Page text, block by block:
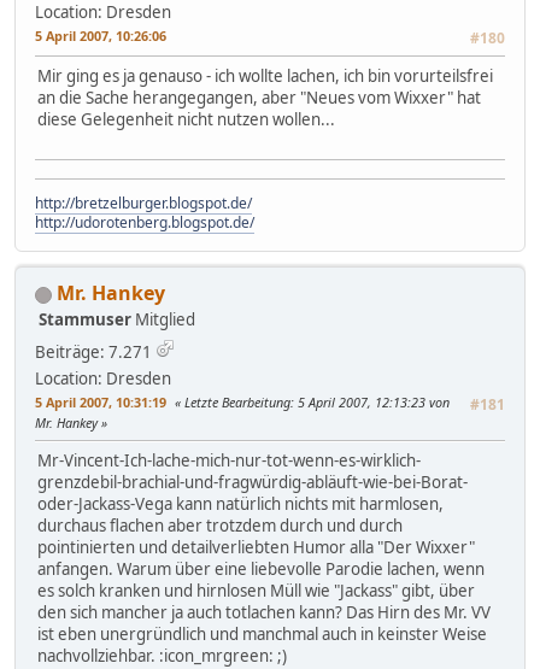
Location: Dresden
5 April 2007, 10:26:06 #180
Mir ging es ja genauso - ich wollte lachen, ich bin vorurteilsfrei
an die Sache herangegangen, aber "Neues vom Wixxer" hat
diese Gelegenheit nicht nutzen wollen...
http://bretzelburger.blogspot.de/
http://udorotenberg.blogspot.de/
Mr. Hankey
Stammuser Mitglied
Beiträge: 7.271
Location: Dresden
5 April 2007, 10:31:19 #181
Letzte Bearbeitung: 5 April 2007, 12:13:23 von
Mr. Hankey
Mr-Vincent-Ich-lache-mich-nur-tot-wenn-es-wirklich-
grenzdebil-brachial-und-fragwürdig-abläuft-wie-bei-Borat-
oder-Jackass-Vega kann natürlich nichts mit harmlosen,
durchaus flachen aber trotzdem durch und durch
pointinierten und detailverliebten Humor alla "Der Wixxer"
anfangen. Warum über eine liebevolle Parodie lachen, wenn
es solch kranken und hirnlosen Müll wie "Jackass" gibt, über
den sich mancher ja auch totlachen kann? Das Hirn des Mr. VV
ist eben unergründlich und manchmal auch in keinster Weise
nachvollziehbar. :icon_mrgreen: ;)